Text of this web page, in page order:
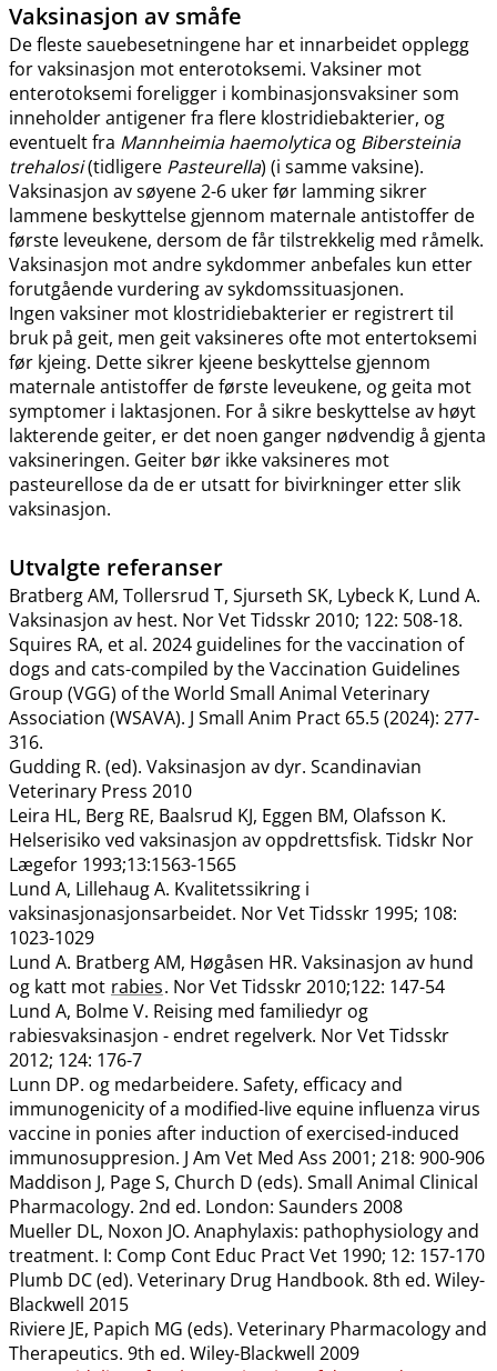
Vaksinasjon av småfe
De fleste sauebesetningene har et innarbeidet opplegg
for vaksinasjon mot enterotoksemi. Vaksiner mot
enterotoksemi foreligger i kombinasjonsvaksiner som
inneholder antigener fra flere klostridiebakterier, og
eventuelt fra Mannheimia haemolyticaog Bibersteinia
trehalosi(tidligere Pasteurella) (i samme vaksine).
Vaksinasjon av søyene 2-6 uker før lamming sikrer
lammene beskyttelse gjennom maternale antistoffer de
første leveukene, dersom de får tilstrekkelig med råmelk.
Vaksinasjon mot andre sykdommer anbefales kun etter
forutgående vurdering av sykdomssituasjonen.
Ingen vaksiner mot klostridiebakterier er registrert til
bruk på geit, men geit vaksineres ofte mot entertoksemi
før kjeing. Dette sikrer kjeene beskyttelse gjennom
maternale antistoffer de første leveukene, og geita mot
symptomer i laktasjonen. For å sikre beskyttelse av høyt
lakterende geiter, er det noen ganger nødvendig å gjenta
vaksineringen. Geiter bør ikke vaksineres mot
pasteurellose da de er utsatt for bivirkninger etter slik
vaksinasjon.
Utvalgte referanser
Bratberg AM, Tollersrud T, Sjurseth SK, Lybeck K, Lund A.
Vaksinasjon av hest. Nor Vet Tidsskr 2010; 122: 508-18.
Squires RA, et al. 2024 guidelines for the vaccination of
dogs and cats-compiled by the Vaccination Guidelines
Group (VGG) of the World Small Animal Veterinary
Association (WSAVA). J Small Anim Pract 65.5 (2024): 277-
316.
Gudding R. (ed). Vaksinasjon av dyr. Scandinavian
Veterinary Press 2010
Leira HL, Berg RE, Baalsrud KJ, Eggen BM, Olafsson K.
Helserisiko ved vaksinasjon av oppdrettsfisk. Tidskr Nor
Lægefor 1993;13:1563-1565
Lund A, Lillehaug A. Kvalitetssikring i
vaksinasjonasjonsarbeidet. Nor Vet Tidsskr 1995; 108:
1023-1029
Lund A. Bratberg AM, Høgåsen HR. Vaksinasjon av hund
og katt mot rabies. Nor Vet Tidsskr 2010;122: 147-54
Lund A, Bolme V. Reising med familiedyr og
rabiesvaksinasjon - endret regelverk. Nor Vet Tidsskr
2012; 124: 176-7
Lunn DP. og medarbeidere. Safety, efficacy and
immunogenicity of a modified-live equine influenza virus
vaccine in ponies after induction of exercised-induced
immunosuppresion. J Am Vet Med Ass 2001; 218: 900-906
Maddison J, Page S, Church D (eds). Small Animal Clinical
Pharmacology. 2nd ed. London: Saunders 2008
Mueller DL, Noxon JO. Anaphylaxis: pathophysiology and
treatment. I: Comp Cont Educ Pract Vet 1990; 12: 157-170
Plumb DC (ed). Veterinary Drug Handbook. 8th ed. Wiley-
Blackwell 2015
Riviere JE, Papich MG (eds). Veterinary Pharmacology and
Therapeutics. 9th ed. Wiley-Blackwell 2009